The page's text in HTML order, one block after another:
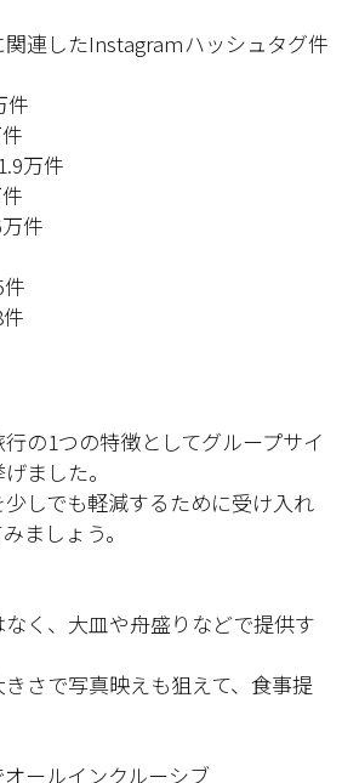
関連したInstagramハッシュタグ件
万件
件
の1つの特徴としてグループサイ
ました。
しでも軽減するために受け入れ
ましょう。
く、大皿や舟盛りなどで提供す
さで写真映えも狙えて、食事提
ールインクルーシブ